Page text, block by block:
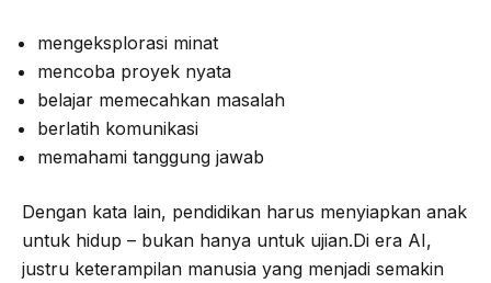
mengeksplorasi minat
mencoba proyek nyata
belajar memecahkan masalah
berlatih komunikasi
memahami tanggung jawab
Dengan kata lain, pendidikan harus menyiapkan anak
untuk hidup – bukan hanya untuk ujian.Di era AI,
justru keterampilan manusia yang menjadi semakin